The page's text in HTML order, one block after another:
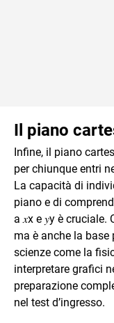
Il piano
Infine, il piano
per chiunque entri
La capacità di
piano e di
a𝑥x e 𝑦y è cruciale.
ma è anche la
scienze come la
interpretare grafici
preparazione
nel test d’ingresso.